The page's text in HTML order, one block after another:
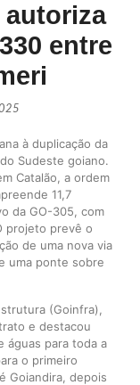
autoriza
entre
à duplicação da
Sudeste goiano.
Catalão, a ordem
11,7
da GO-305, com
projeto prevê o
de uma nova via
uma ponte sobre
(Goinfra),
e destacou
águas para toda a
o primeiro
Goiandira, depois